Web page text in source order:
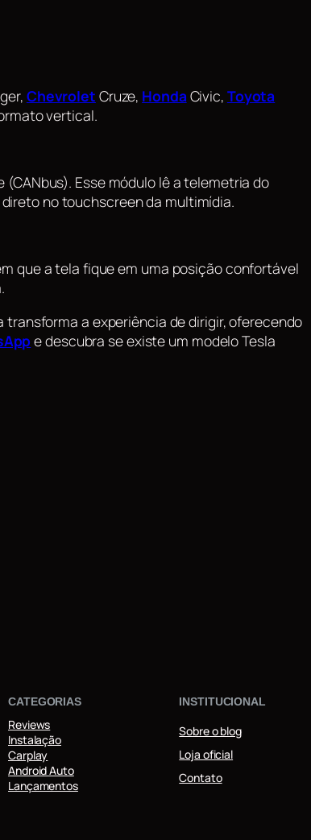
Chevrolet Cruze, Honda Civic, Toyota
vertical.
Esse módulo lê a telemetria do
notouchscreenda multimídia.
que a tela fique em uma posição confortável
a experiência de dirigir, oferecendo
e descubra se existe um modelo Tesla
CATEGORIAS
Reviews
Instalação
Carplay
Android Auto
Lançamentos
INSTITUCIONAL
Sobre o blog
Loja oficial
Contato